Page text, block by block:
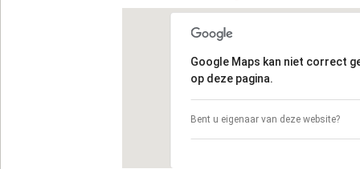
Google Maps kan niet correct
op deze pagina.
Bent u eigenaar van deze website?